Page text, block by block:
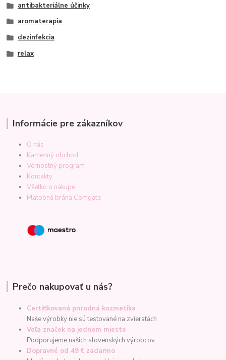
antibakteriálne účinky
aromaterapia
dezinfekcia
relax
Informácie pre zákazníkov
O nás
Kamenný obchod
Vernostný program
Kontakty
Všetko o nákupe
Platobná brána Comgate
Prečo nakupovať u nás?
Certifikovaná prírodná kozmetika
Naše výrobky nie sú testované na zvieratách
Veľa značek na jednom mieste
Podporujeme našich slovenských výrobcov
Dopravné od 49 € zadarmo